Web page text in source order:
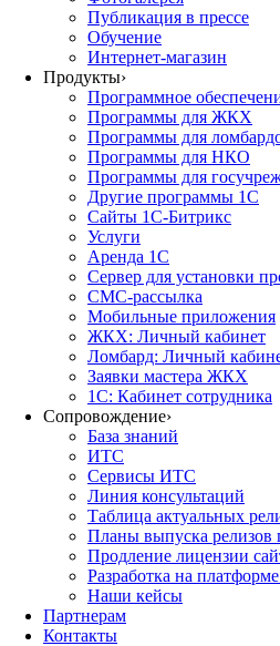
Публикация в прессе
Обучение
Интернет-магазин
Продукты›
Программное
Программы для ЖКХ
Программы для
Программы для НКО
Программы для
Другие программы 1С
Сайты 1С-Битрикс
Услуги
Аренда 1С
Сервер для установки
СМС-рассылка
Мобильные приложения
ЖКХ: Личный кабинет
Ломбард: Личный
Заявки мастера ЖКХ
1С: Кабинет сотрудника
Сопровождение›
База знаний
ИТС
Сервисы ИТС
Линия консультаций
Таблица актуальных
Планы выпуска релизов
Продление лицензии
Разработка на
Наши кейсы
Партнерам
Контакты